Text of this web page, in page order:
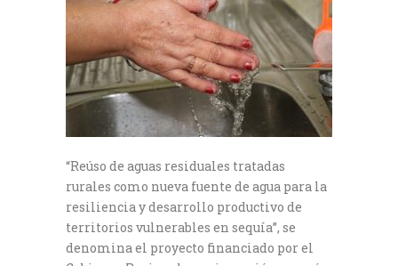
“Reúso de aguas residuales tratadas
rurales como nueva fuente de agua para la
resiliencia y desarrollo productivo de
territorios vulnerables en sequía”, se
denomina el proyecto financiado por el